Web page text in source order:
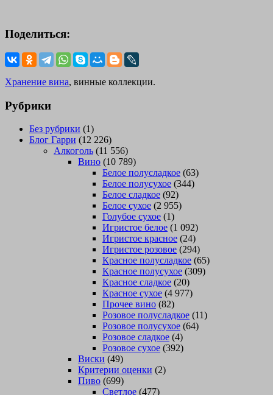
Поделиться:
Хранение вина, винные коллекции.
Рубрики
Без рубрики (1)
Блог Гарри (12 226)
Алкоголь (11 556)
Вино (10 789)
Белое полусладкое (63)
Белое полусухое (344)
Белое сладкое (92)
Белое сухое (2 955)
Голубое сухое (1)
Игристое белое (1 092)
Игристое красное (24)
Игристое розовое (294)
Красное полусладкое (65)
Красное полусухое (309)
Красное сладкое (20)
Красное сухое (4 977)
Прочее вино (82)
Розовое полусладкое (11)
Розовое полусухое (64)
Розовое сладкое (4)
Розовое сухое (392)
Виски (49)
Критерии оценки (2)
Пиво (699)
Светлое (477)